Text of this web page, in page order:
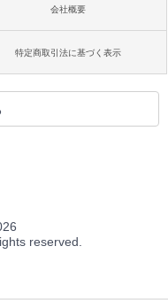
会社概要
特定商取引法に基づく表示
reserved.